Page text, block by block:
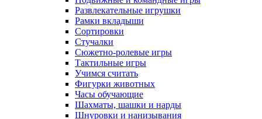
Развлекательные игрушки
Рамки вкладыши
Сортировки
Стучалки
Сюжетно-ролевые игры
Тактильные игры
Учимся считать
Фигурки животных
Часы обучающие
Шахматы, шашки и нарды
Шнуровки и нанизывания